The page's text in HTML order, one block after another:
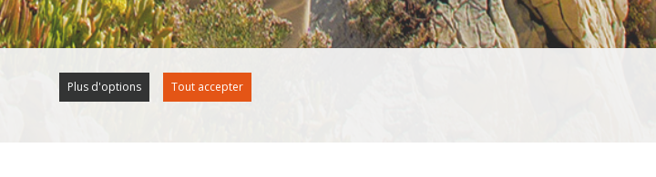
Plus d'options Tout accepter